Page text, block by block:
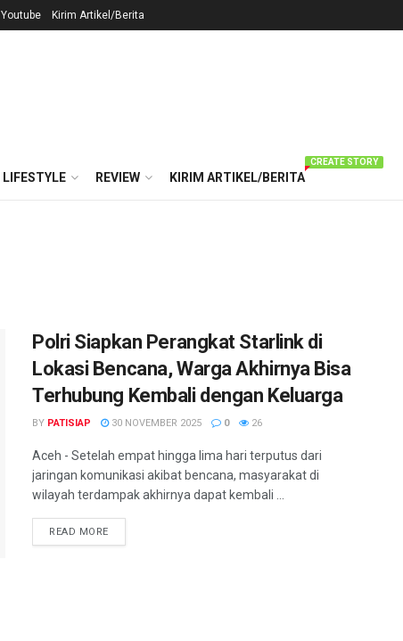
Youtube Kirim Artikel/Berita
LIFESTYLE REVIEW KIRIM ARTIKEL/BERITA
CREATE STORY
Polri Siapkan Perangkat Starlink di
Lokasi Bencana, Warga Akhirnya Bisa
Terhubung Kembali dengan Keluarga
BY PATISIAP 30 NOVEMBER 2025 0 26
Aceh - Setelah empat hingga lima hari terputus dari
jaringan komunikasi akibat bencana, masyarakat di
wilayah terdampak akhirnya dapat kembali ...
READ MOREDETAILS